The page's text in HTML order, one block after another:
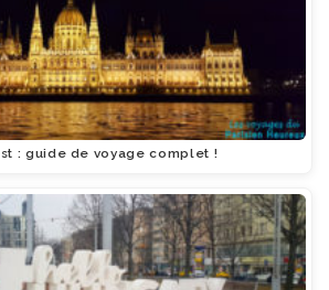
: guide de voyage complet !